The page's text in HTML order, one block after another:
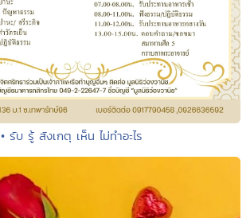
• รับ รู้ สังเกตุ เห็น ไม่ทำอะไร